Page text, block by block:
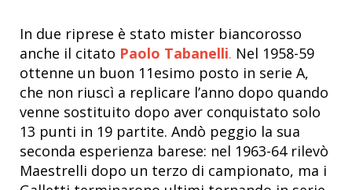
In due riprese è stato mister biancorosso
anche il citato Paolo Tabanelli. Nel 1958-59
ottenne un buon 11esimo posto in serie A,
che non riuscì a replicare l’anno dopo quando
venne sostituito dopo aver conquistato solo
13 punti in 19 partite. Andò peggio la sua
seconda esperienza barese: nel 1963-64 rilevò
Maestrelli dopo un terzo di campionato, ma i